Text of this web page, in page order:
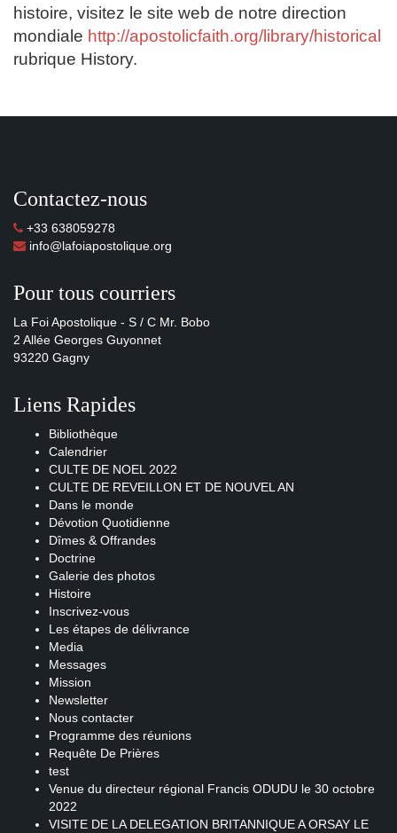
histoire, visitez le site web de notre direction
mondiale http://apostolicfaith.org/library/historical
rubrique History.
Contactez-nous
+33 638059278
info@lafoiapostolique.org
Pour tous courriers
La Foi Apostolique - S / C Mr. Bobo
2 Allée Georges Guyonnet
93220 Gagny
Liens Rapides
Bibliothèque
Calendrier
CULTE DE NOEL 2022
CULTE DE REVEILLON ET DE NOUVEL AN
Dans le monde
Dévotion Quotidienne
Dîmes & Offrandes
Doctrine
Galerie des photos
Histoire
Inscrivez-vous
Les étapes de délivrance
Media
Messages
Mission
Newsletter
Nous contacter
Programme des réunions
Requête De Prières
test
Venue du directeur régional Francis ODUDU le 30 octobre
2022
VISITE DE LA DELEGATION BRITANNIQUE A ORSAY LE